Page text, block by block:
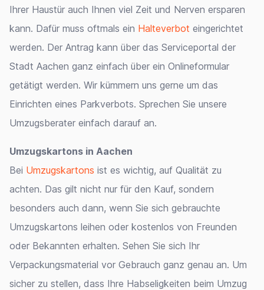
Ihrer Haustür auch Ihnen viel Zeit und Nerven ersparen
kann. Dafür muss oftmals ein Halteverbot eingerichtet
werden. Der Antrag kann über das Serviceportal der
Stadt Aachen ganz einfach über ein Onlineformular
getätigt werden. Wir kümmern uns gerne um das
Einrichten eines Parkverbots. Sprechen Sie unsere
Umzugsberater einfach darauf an.
Umzugskartons in Aachen
Bei Umzugskartons ist es wichtig, auf Qualität zu
achten. Das gilt nicht nur für den Kauf, sondern
besonders auch dann, wenn Sie sich gebrauchte
Umzugskartons leihen oder kostenlos von Freunden
oder Bekannten erhalten. Sehen Sie sich Ihr
Verpackungsmaterial vor Gebrauch ganz genau an. Um
sicher zu stellen, dass Ihre Habseligkeiten beim Umzug